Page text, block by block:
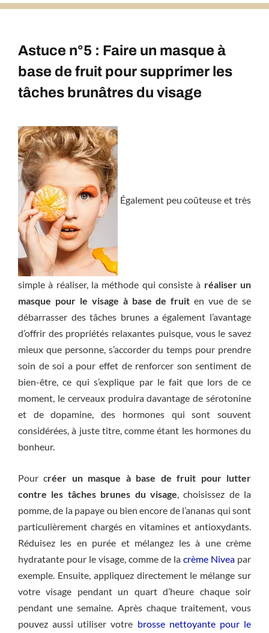
Astuce n°5 : Faire un masque à
base de fruit pour supprimer les
tâches brunâtres du visage
Également peu coûteuse et très
simple à réaliser, la méthode qui consiste à réaliser un
masque pour le visage à base de fruit en vue de se
débarrasser des tâches brunes a également l’avantage
d’offrir des propriétés relaxantes puisque, vous le savez
mieux que personne, s’accorder du temps pour prendre
soin de soi a pour effet de renforcer son sentiment de
bien-être, ce qui s’explique par le fait que lors de ce
moment, le cerveaux produira davantage de sérotonine
et de dopamine, des hormones qui sont souvent
considérées, à juste titre, comme étant les hormones du
bonheur.
Pour créer un masque à base de fruit pour lutter
contre les tâches brunes du visage, choisissez de la
pomme, de la papaye ou bien encore de l’ananas qui sont
particulièrement chargés en vitamines et antioxydants.
Réduisez les en purée et mélangez les à une crème
hydratante pour le visage, comme de la crème Nivea par
exemple. Ensuite, appliquez directement le mélange sur
votre visage pendant un quart d’heure chaque soir
pendant une semaine. Après chaque traitement, vous
pouvez aussi utiliser votre brosse nettoyante pour le